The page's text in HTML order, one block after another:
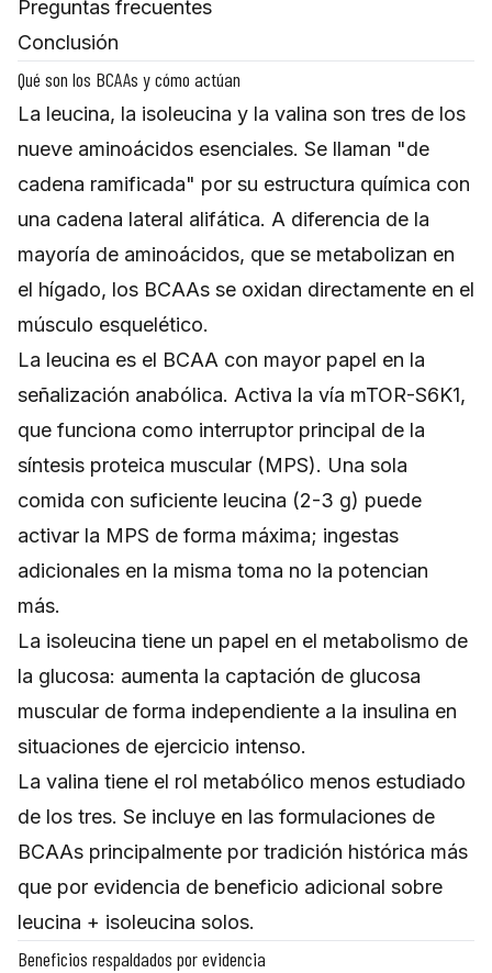
Preguntas frecuentes
Conclusión
Qué son los BCAAs y cómo actúan
La leucina, la isoleucina y la valina son tres de los
nueve aminoácidos esenciales. Se llaman "de
cadena ramificada" por su estructura química con
una cadena lateral alifática. A diferencia de la
mayoría de aminoácidos, que se metabolizan en
el hígado, los BCAAs se oxidan directamente en el
músculo esquelético.
La leucina es el BCAA con mayor papel en la
señalización anabólica. Activa la vía mTOR-S6K1,
que funciona como interruptor principal de la
síntesis proteica muscular (MPS). Una sola
comida con suficiente leucina (2-3 g) puede
activar la MPS de forma máxima; ingestas
adicionales en la misma toma no la potencian
más.
La isoleucina tiene un papel en el metabolismo de
la glucosa: aumenta la captación de glucosa
muscular de forma independiente a la insulina en
situaciones de ejercicio intenso.
La valina tiene el rol metabólico menos estudiado
de los tres. Se incluye en las formulaciones de
BCAAs principalmente por tradición histórica más
que por evidencia de beneficio adicional sobre
leucina + isoleucina solos.
Beneficios respaldados por evidencia